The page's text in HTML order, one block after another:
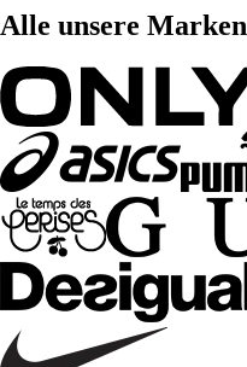
Alle unsere Marken